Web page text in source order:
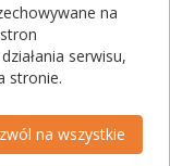
na
serwisu,
stronie.
na wszystkie